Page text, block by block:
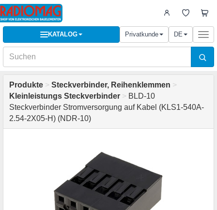
KATALOG Privatkunde DE
Produkte > Steckverbinder, Reihenklemmen >
Kleinleistungs Steckverbinder > BLD-10
Steckverbinder Stromversorgung auf Kabel (KLS1-540A-
2.54-2X05-H) (NDR-10)